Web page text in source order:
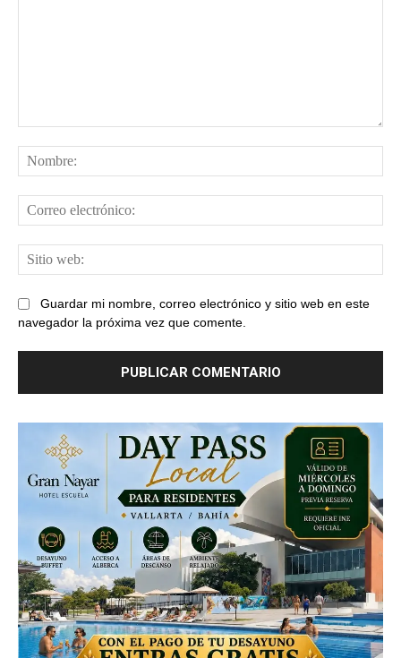
Guardar mi nombre, correo electrónico y sitio web en este
navegador la próxima vez que comente.